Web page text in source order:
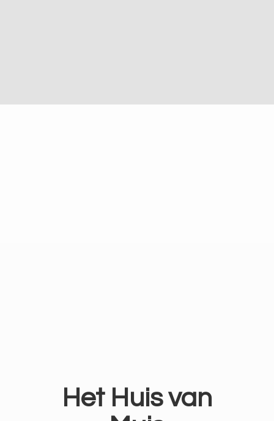
Het Huisvan